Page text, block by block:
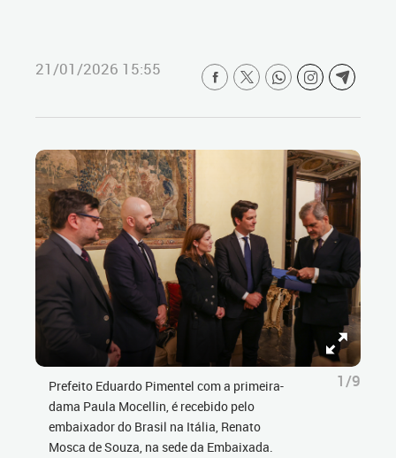
21/01/2026 15:55
Prefeito Eduardo Pimentel com a primeira-
dama Paula Mocellin, é recebido pelo
embaixador do Brasil na Itália, Renato
Mosca de Souza, na sede da Embaixada.
1/9